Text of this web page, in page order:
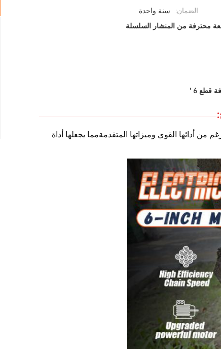
الضمان: سنة واحدة
محترفة من المنشار السلسلة
من أدائها القوي وميزاتها المتقدمةمما يجعلها أداة